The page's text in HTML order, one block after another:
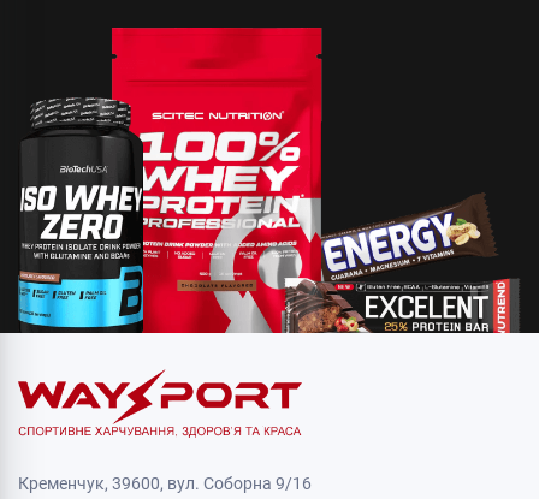
Кременчук, 39600, вул. Соборна 9/16